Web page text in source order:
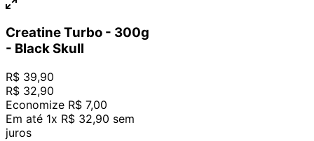
Creatine Turbo - 300g
- Black Skull
R$ 39,90
R$ 32,90
Economize R$ 7,00
Em até 1x R$ 32,90 sem
juros